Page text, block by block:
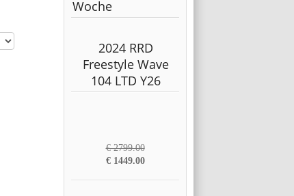
Woche
2024 RRD
Freestyle Wave
104 LTD Y26
€ 2799.00
€ 1449.00